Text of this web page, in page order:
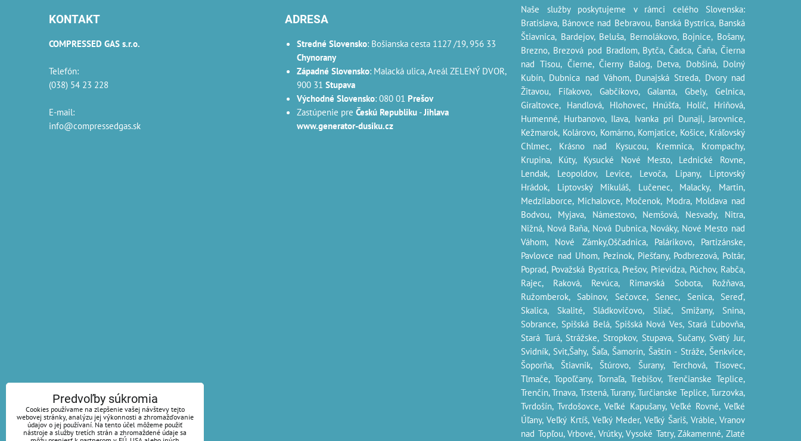
KONTAKT
COMPRESSED GAS s.r.o.
Telefón:
(038) 54 23 228
E-mail:
info@compressedgas.sk
ADRESA
Stredné Slovensko: Bošianska cesta 1127 /19, 956 33
Chynorany
Západné Slovensko: Malacká ulica, Areál ZELENÝ DVOR,
900 31 Stupava
Východné Slovensko: 080 01 Prešov
Zastúpenie pre Českú Republiku -Jihlava
www.generator-dusiku.cz
Naše služby poskytujeme v rámci celého Slovenska:
Bratislava, Bánovce nad Bebravou, Banská Bystrica, Banská
Štiavnica, Bardejov, Beluša, Bernolákovo, Bojnice, Bošany,
Brezno, Brezová pod Bradlom, Bytča, Čadca, Čaňa, Čierna
nad Tisou, Čierne, Čierny Balog, Detva, Dobšiná, Dolný
Kubín, Dubnica nad Váhom, Dunajská Streda, Dvory nad
Žitavou, Fiľakovo, Gabčíkovo, Galanta, Gbely, Gelnica,
Giraltovce, Handlová, Hlohovec, Hnúšťa, Holíč, Hriňová,
Humenné, Hurbanovo, Ilava, Ivanka pri Dunaji, Jarovnice,
Kežmarok, Kolárovo, Komárno, Komjatice, Košice, Kráľovský
Chlmec, Krásno nad Kysucou, Kremnica, Krompachy,
Krupina, Kúty, Kysucké Nové Mesto, Lednické Rovne,
Lendak, Leopoldov, Levice, Levoča, Lipany, Liptovský
Hrádok, Liptovský Mikuláš, Lučenec, Malacky, Martin,
Medzilaborce, Michalovce, Močenok, Modra, Moldava nad
Bodvou, Myjava, Námestovo, Nemšová, Nesvady, Nitra,
Nižná, Nová Baňa, Nová Dubnica, Nováky, Nové Mesto nad
Váhom, Nové Zámky,Oščadnica, Palárikovo, Partizánske,
Pavlovce nad Uhom, Pezinok, Piešťany, Podbrezová, Poltár,
Poprad, Považská Bystrica, Prešov, Prievidza, Púchov, Rabča,
Rajec, Raková, Revúca, Rimavská Sobota, Rožňava,
Ružomberok, Sabinov, Sečovce, Senec, Senica, Sereď,
Skalica, Skalité, Sládkovičovo, Sliač, Smižany, Snina,
Sobrance, Spišská Belá, Spišská Nová Ves, Stará Ľubovňa,
Stará Turá, Strážske, Stropkov, Stupava, Sučany, Svätý Jur,
Svidník, Svit,Šahy, Šaľa, Šamorín, Šaštín - Stráže, Šenkvice,
Šoporňa, Štiavnik, Štúrovo, Šurany, Terchová, Tisovec,
Tlmače, Topoľčany, Tornaľa, Trebišov, Trenčianske Teplice,
Trenčín, Trnava, Trstená, Turany, Turčianske Teplice, Turzovka,
Tvrdošín, Tvrdošovce, Veľké Kapušany, Veľké Rovné, Veľké
Úľany, Veľký Krtíš, Veľký Meder, Veľký Šariš, Vráble, Vranov
nad Topľou, Vrbové, Vrútky, Vysoké Tatry, Zákamenné, Zlaté
Predvoľby súkromia
Cookies používame na zlepšenie vašej návštevy tejto
webovej stránky, analýzu jej výkonnosti a zhromažďovanie
údajov o jej používaní. Na tento účel môžeme použiť
nástroje a služby tretích strán a zhromaždené údaje sa